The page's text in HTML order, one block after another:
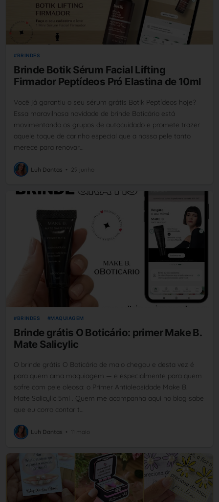
BRINDES
Brinde Botik Sérum Facial Lifting
Firmador Peptídeos Pró Elastina de 10ml
Você já garantiu o seu sérum grátis Botik Peptídeos hoje?
Essa maravilhosa novidade de brinde Boticário está
movimentando os grupos de autocuidado e promete trazer
aquele toque de carinho especial que a nossa pele tanto
merece para renovar…
Luh Dantas • 29 junho
BRINDES MAQUIAGEM
Brinde grátis O Boticário: primer Make B.
Mate Salicylic
O brinde grátis O Boticário de maio chegou e desta vez é
para quem ama maquiagem — e especialmente para quem
sofre com pele oleosa: o Primer Antioleosidade Make B.
Mate Salicylic 5ml . Quem me acompanha aqui no blog sabe
que eu corro contar t…
Luh Dantas • 11 maio